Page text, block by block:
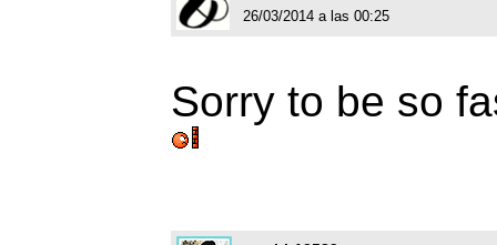
26/03/2014 a las 00:25
Sorry to be so